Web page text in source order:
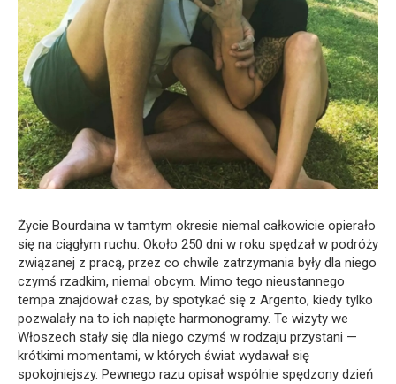
Życie Bourdaina w tamtym okresie niemal całkowicie opierało
się na ciągłym ruchu. Około 250 dni w roku spędzał w podróży
związanej z pracą, przez co chwile zatrzymania były dla niego
czymś rzadkim, niemal obcym. Mimo tego nieustannego
tempa znajdował czas, by spotykać się z Argento, kiedy tylko
pozwalały na to ich napięte harmonogramy. Te wizyty we
Włoszech stały się dla niego czymś w rodzaju przystani —
krótkimi momentami, w których świat wydawał się
spokojniejszy. Pewnego razu opisał wspólnie spędzony dzień